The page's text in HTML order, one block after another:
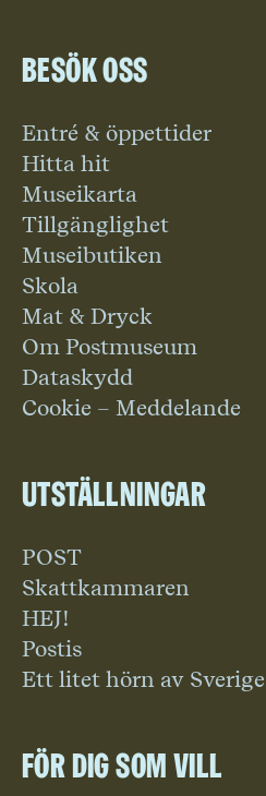
Besök oss
Entré & öppettider
Hitta hit
Museikarta
Tillgänglighet
Museibutiken
Skola
Mat & Dryck
Om Postmuseum
Dataskydd
Cookie – Meddelande
Utställningar
POST
Skattkammaren
HEJ!
Postis
Ett litet hörn av Sverige
För dig som vill